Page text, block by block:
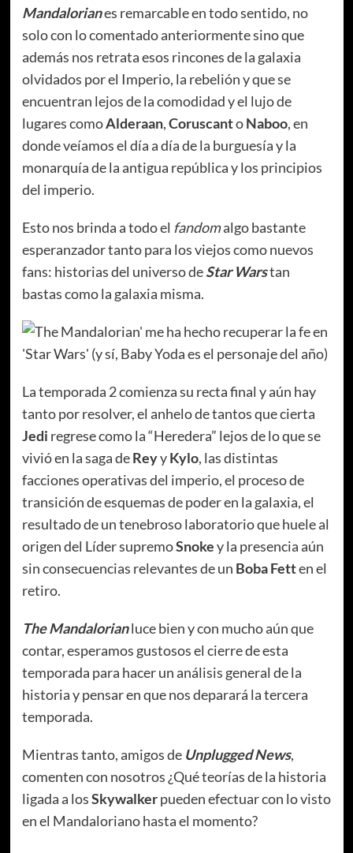
Mandalorianes remarcable en todo sentido, no
solo con lo comentado anteriormente sino que
además nos retrata esos rincones de la galaxia
olvidados por el Imperio, la rebelión y que se
encuentran lejos de la comodidad y el lujo de
lugares comoAlderaan,CoruscantoNaboo, en
donde veíamos el día a día de la burguesía y la
monarquía de la antigua república y los principios
del imperio.
Esto nos brinda a todo el fandomalgo bastante
esperanzador tanto para los viejos como nuevos
fans: historias del universo deStar Warstan
bastas como la galaxia misma.
La temporada 2 comienza su recta final y aún hay
tanto por resolver, el anhelo de tantos que cierta
Jedi regrese como la “Heredera” lejos de lo que se
vivió en la saga deReyyKylo, las distintas
facciones operativas del imperio, el proceso de
transición de esquemas de poder en la galaxia, el
resultado de un tenebroso laboratorio que huele al
origen del Líder supremoSnokey la presencia aún
sin consecuencias relevantes de un Boba Fetten el
retiro.
The Mandalorianluce bien y con mucho aún que
contar, esperamos gustosos el cierre de esta
temporada para hacer un análisis general de la
historia y pensar en que nos deparará la tercera
temporada.
Mientras tanto, amigos deUnplugged News,
comenten con nosotros ¿Qué teorías de la historia
ligada a losSkywalkerpueden efectuar con lo visto
en el Mandaloriano hasta el momento?